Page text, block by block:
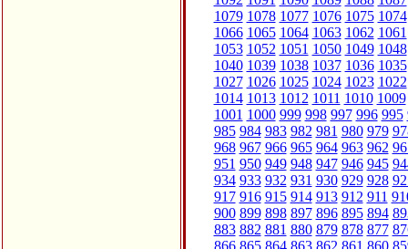
1079 1078 1077 1076 1075 1074
1066 1065 1064 1063 1062 1061
1053 1052 1051 1050 1049 1048
1040 1039 1038 1037 1036 1035
1027 1026 1025 1024 1023 1022
1014 1013 1012 1011 1010 1009
1001 1000 999 998 997 996 995
985 984 983 982 981 980 979
968 967 966 965 964 963 962
951 950 949 948 947 946 945
934 933 932 931 930 929 928
917 916 915 914 913 912 911
900 899 898 897 896 895 894
883 882 881 880 879 878 877
866 865 864 863 862 861 860